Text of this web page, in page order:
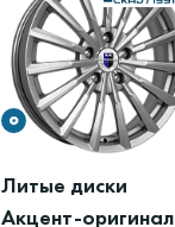
Литые диски
Акцент-оригинал